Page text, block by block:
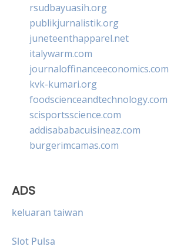
rsudbayuasih.org
publikjurnalistik.org
juneteenthapparel.net
italywarm.com
journaloffinanceeconomics.com
kvk-kumari.org
foodscienceandtechnology.com
scisportsscience.com
addisababacuisineaz.com
burgerimcamas.com
ADS
keluaran taiwan
Slot Pulsa